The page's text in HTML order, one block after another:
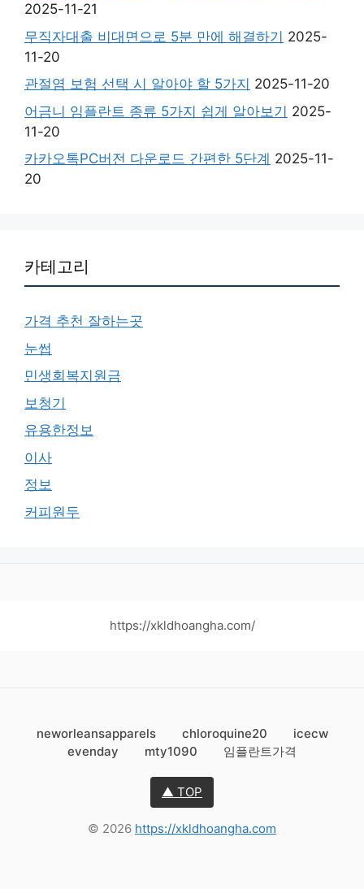
2025-11-21
무직자대출 비대면으로 5분 만에 해결하기 2025-
11-20
관절염 보험 선택 시 알아야 할 5가지 2025-11-20
어금니 임플란트 종류 5가지 쉽게 알아보기 2025-
11-20
카카오톡PC버전 다운로드 간편한 5단계 2025-11-
20
카테고리
가격 추천 잘하는곳
눈썹
민생회복지원금
보청기
유용한정보
이사
정보
커피원두
https://xkldhoangha.com/
neworleansapparels chloroquine20
icecw
evenday
mty1090 임플란트가격
▲ TOP
© 2026 https://xkldhoangha.com